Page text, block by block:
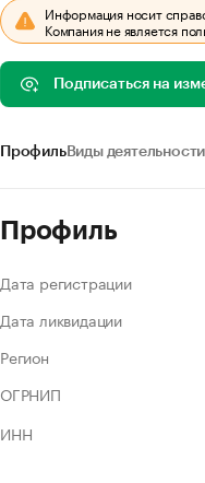
Информация носит
Компания не является
Подписаться на
ПрофильВиды деятельности
Профиль
Дата регистрации
Дата ликвидации
Регион
ОГРНИП
ИНН